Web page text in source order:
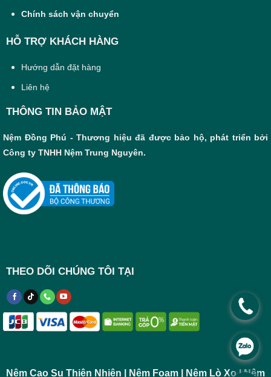
Chính sách vận chuyển
HỖ TRỢ KHÁCH HÀNG
Hướng dẫn đặt hàng
Liên hệ
THÔNG TIN BẢO MẬT
Nệm Đồng Phú - Thương hiệu đã được bảo hộ, phát triển bởi
Công ty TNHH Nệm Trung Nguyên.
THEO DÕI CHÚNG TÔI TẠI
Nệm Cao Su Thiên Nhiên | Nệm Foam | Nệm Lò Xo | Nệm
.
.